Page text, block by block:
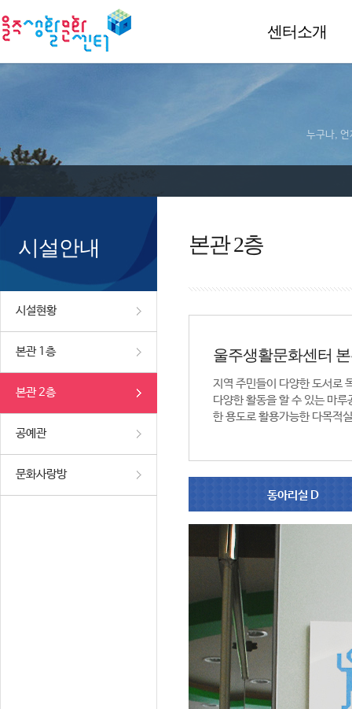
센터소개
누구나, 언
시설안내
시설현황
본관 1층
본관 2층
공예관
문화사랑방
본관 2층
울주생활문화센터
지역 주민들이 다양한 도서로
다양한 활동을 할 수 있는 마
한 용도로 활용가능한 다목적
동아리실 D